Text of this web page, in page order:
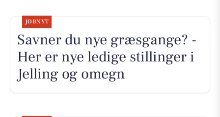
JOBNYT
Savner du nye græsgange? -
Her er nye ledige stillinger i
Jelling og omegn